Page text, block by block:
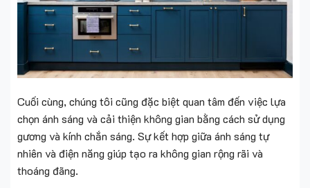
Cuối cùng, chúng tôi cũng đặc biệt quan tâm đến việc lựa
chọn ánh sáng và cải thiện không gian bằng cách sử dụng
gương và kính chắn sáng. Sự kết hợp giữa ánh sáng tự
nhiên và điện năng giúp tạo ra không gian rộng rãi và
thoáng đãng.